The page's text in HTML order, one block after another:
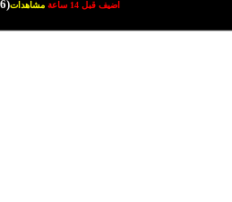
اضيف قبل 14 ساعة مشاهدات(326)